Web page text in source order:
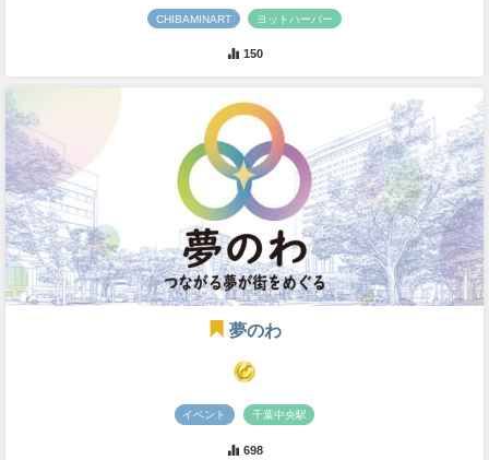
CHIBAMINART ヨットハーバー
150
夢のわ
イベント 千葉中央駅
698